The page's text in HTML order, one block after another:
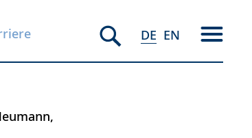
DE EN